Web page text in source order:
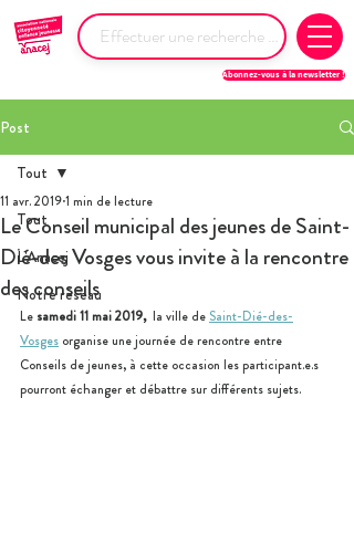
Abonnez-vous à la newsletter !
Post
Tout
L'Anacej
Notre réseau
Tout
Le Conseil municipal des jeunes de Saint-
Dié-des Vosges vous invite à la rencontre
des conseils
11 avr. 20191 min de lecture
Le samedi 11 mai 2019, la ville de Saint-Dié-des-
Vosges organise une journée de rencontre entre
Conseils de jeunes, à cette occasion les participant.e.s
pourront échanger et débattre sur différents sujets.